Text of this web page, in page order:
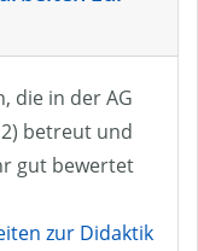
die in der AG
betreut und
gut bewertet
zur Didaktik